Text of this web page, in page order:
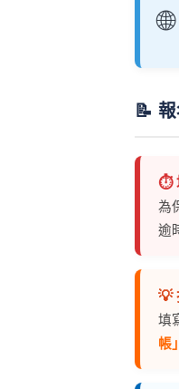
🌐
📝
⏱️
為
逾
💡
填
帳